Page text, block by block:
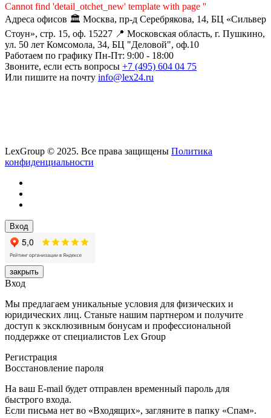
Cannot find 'detail_otchet_new' template with page ''
Адреса офисов 🏛️ Москва, пр-д Серебрякова, 14, БЦ «Сильвер
Стоун», стр. 15, оф. 15227 📍 Московская область, г. Пушкино,
ул. 50 лет Комсомола, 34, БЦ "Деловой", оф.10
Работаем по графику Пн-Пт: 9:00 - 18:00
Звоните, если есть вопросы +7 (495) 604 04 75
Или пишите на почту info@lex24.ru
LexGroup © 2025. Все права защищены Политика
конфиденциальности
Вход
закрыть
Вход
Мы предлагаем уникальные условия для физических и
юридических лиц. Станьте нашим партнером и получите
доступ к эксклюзивным бонусам и профессиональной
поддержке от специалистов Lex Group
Регистрация
Восстановление пароля
На ваш E-mail будет отправлен временный пароль для
быстрого входа.
Если письма нет во «Входящих», загляните в папку «Спам».